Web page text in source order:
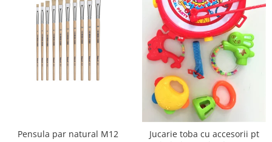
Pensula par natural M12
Jucarie toba cu accesorii pt